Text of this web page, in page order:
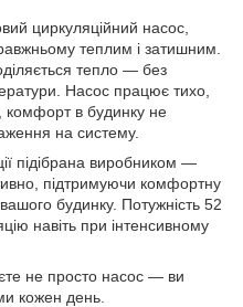
циркуляційний насос,
теплим і затишним.
тепло — без
Насос працює тихо,
комфорт в будинку не
на систему.
підібрана виробником —
підтримуючи комфортну
будинку. Потужність 52
навіть при інтенсивному
не просто насос — ви
кожен день.